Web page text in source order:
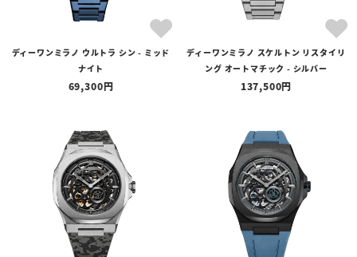
ディーワンミラノ ウルトラ シン - ミッド
ナイト
69,300
ディーワンミラノ スケルトン リスタイリ
ング オートマチック - シルバー
137,500